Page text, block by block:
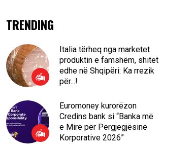
TRENDING
Italia tërheq nga marketet
produktin e famshëm, shitet
edhe në Shqipëri: Ka rrezik
për...!
Euromoney kurorëzon
Credins bank si “Banka më
e Mirë për Përgjegjësinë
Korporative 2026”